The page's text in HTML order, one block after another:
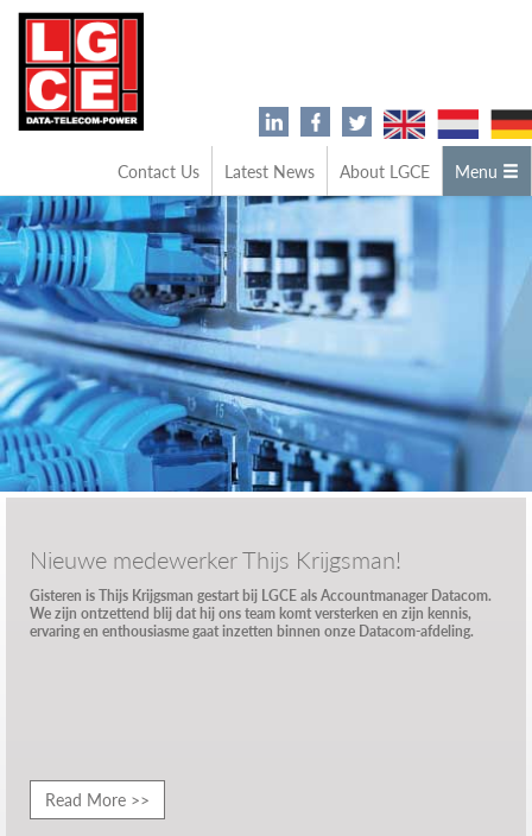
Contact Us Latest News About LGCE Menu
Nieuwe medewerker Thijs Krijgsman!
Gisteren is Thijs Krijgsman gestart bij LGCE als Accountmanager Datacom.
We zijn ontzettend blij dat hij ons team komt versterken en zijn kennis,
ervaring en enthousiasme gaat inzetten binnen onze Datacom-afdeling.
Read More >>